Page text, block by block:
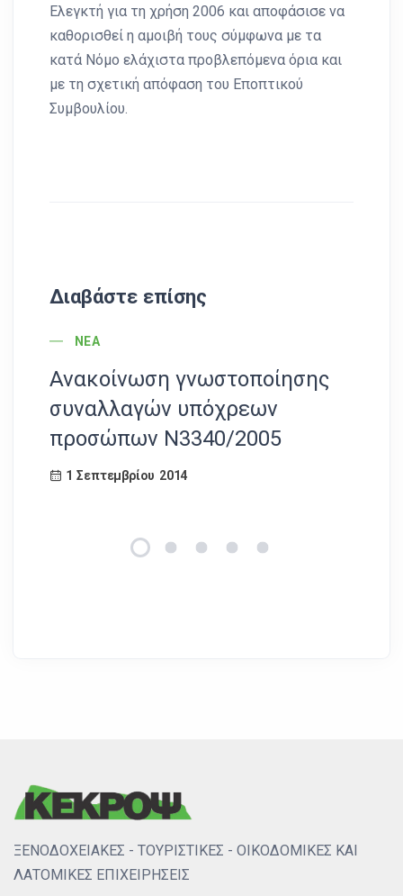
Ελεγκτή για τη χρήση 2006 και αποφάσισε να
καθορισθεί η αμοιβή τους σύμφωνα με τα
κατά Νόμο ελάχιστα προβλεπόμενα όρια και
με τη σχετική απόφαση του Εποπτικού
Συμβουλίου.
Διαβάστε επίσης
POST CATEGORY
ΝΈΑ
Ανακοίνωση γνωστοποίησης
συναλλαγών υπόχρεων
προσώπων Ν3340/2005
1 Σεπτεμβρίου 2014
ΞΕΝΟΔΟΧΕΙΑΚΕΣ - ΤΟΥΡΙΣΤΙΚΕΣ - ΟΙΚΟΔΟΜΙΚΕΣ ΚΑΙ
ΛΑΤΟΜΙΚΕΣ ΕΠΙΧΕΙΡΗΣΕΙΣ